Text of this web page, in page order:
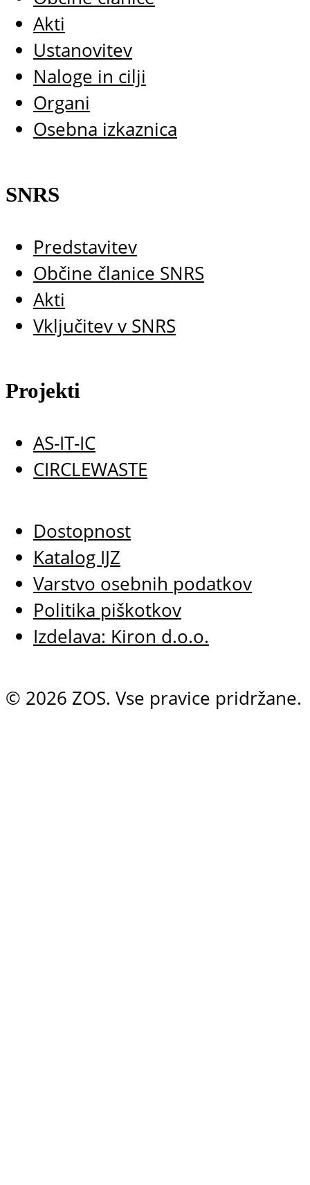
Akti
Ustanovitev
Naloge in cilji
Organi
Osebna izkaznica
SNRS
Predstavitev
Občine članice SNRS
Akti
Vključitev v SNRS
Projekti
AS-IT-IC
CIRCLEWASTE
© 2026 ZOS. Vse pravice pridržane.
Dostopnost
Katalog IJZ
Varstvo osebnih podatkov
Politika piškotkov
Izdelava: Kiron d.o.o.